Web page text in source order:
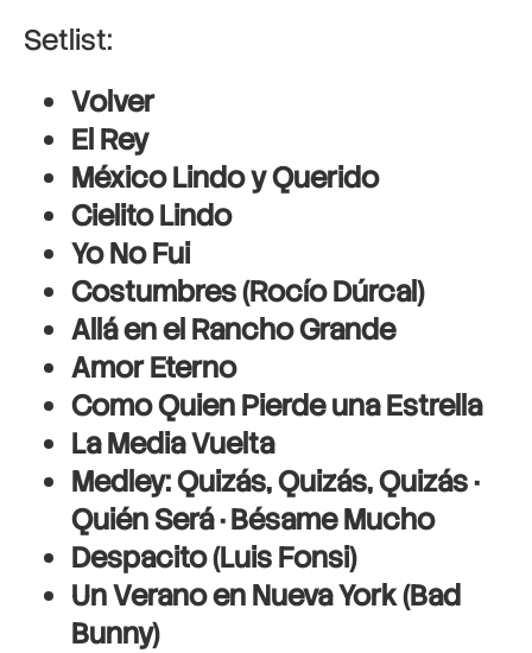
Setlist:
Volver
El Rey
México Lindo y Querido
Cielito Lindo
Yo No Fui
Costumbres (Rocío Dúrcal)
Allá en el Rancho Grande
Amor Eterno
Como Quien Pierde una Estrella
La Media Vuelta
Medley: Quizás, Quizás, Quizás ·
Quién Será · Bésame Mucho
Despacito (Luis Fonsi)
Un Verano en Nueva York (Bad
Bunny)